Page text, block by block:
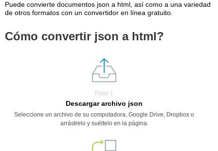
Puede convierte documentos json a html, así como a una variedad
de otros formatos con un convertidor en línea gratuito.
Cómo convertir json a html?
Paso 1
Descargar archivo json
Seleccione un archivo de su computadora, Google Drive, Dropbox o
arrástrelo y suéltelo en la página.